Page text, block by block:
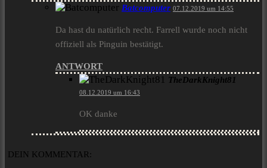
Batcomputer 07.12.2019 um 14:55
Da hast du natürlich recht. Farrell wurde noch nicht
offiziell als Pinguin bestätigt.
ANTWORT
TheDarkKnight81
08.12.2019 um 16:43
OK danke
DEIN KOMMENTAR: